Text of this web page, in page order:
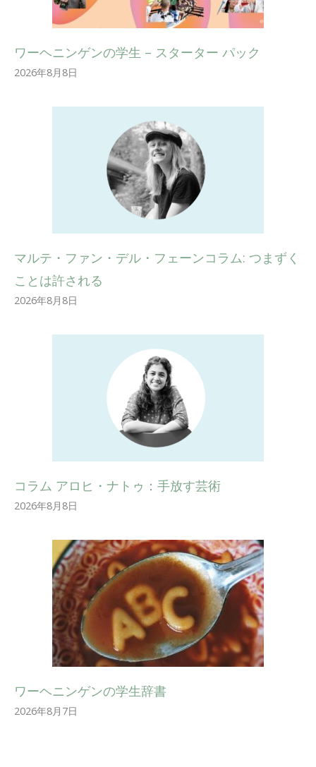
ワーヘニンゲンの学生 – スターター パック
2026年8月8日
マルテ・ファン・デル・フェーンコラム: つまずく
ことは許される
2026年8月8日
コラム アロヒ・ナトゥ：手放す芸術
2026年8月8日
ワーヘニンゲンの学生辞書
2026年8月7日